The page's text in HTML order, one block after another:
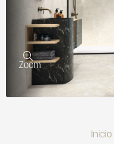
Zoom
Inicio